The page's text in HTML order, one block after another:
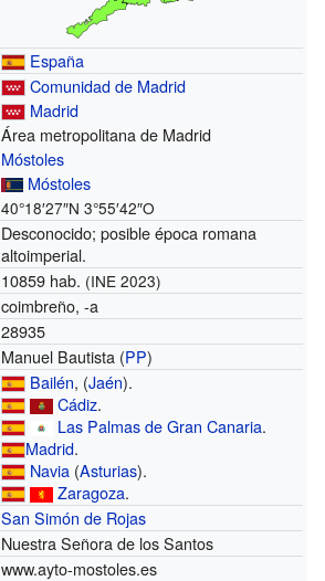
España
Comunidad de Madrid
Madrid
Área metropolitana de Madrid
Móstoles
Móstoles
40°18′27″N 3°55′42″O
Desconocido; posible época romana
altoimperial.
10859 hab. (INE 2023)
coimbreño, -a
28935
Manuel Bautista (PP)
Bailén, (Jaén).
Cádiz.
Las Palmas de Gran Canaria.
Madrid.
Navia (Asturias).
Zaragoza.
San Simón de Rojas
Nuestra Señora de los Santos
www.ayto-mostoles.es